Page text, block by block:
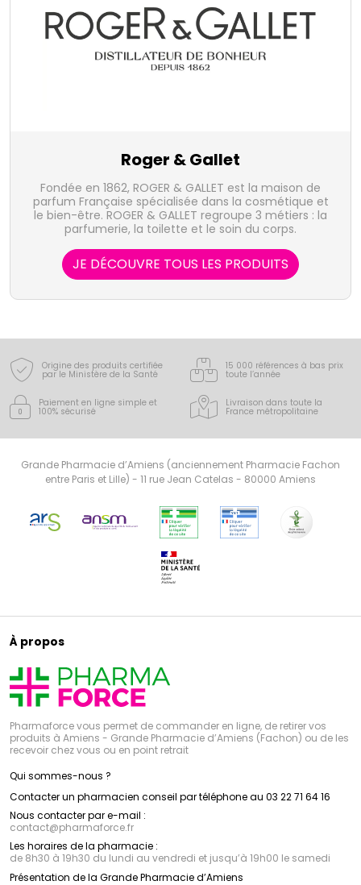
Roger & Gallet
Fondée en 1862, ROGER & GALLET est la maison de
parfum Française spécialisée dans la cosmétique et
le bien-être. ROGER & GALLET regroupe 3 métiers : la
parfumerie, la toilette et le soin du corps.
JE DÉCOUVRE TOUS LES PRODUITS
Origine des produits certifiée
par le Ministère de la Santé
15 000 références à bas prix
toute l’année
Paiement en ligne simple et
100% sécurisé
Livraison dans toute la
France métropolitaine
Grande Pharmacie d’Amiens (anciennement Pharmacie Fachon
entre Paris et Lille) - 11 rue Jean Catelas - 80000 Amiens
À propos
Pharmaforce vous permet de commander en ligne, de retirer vos
produits à Amiens - Grande Pharmacie d’Amiens (Fachon) ou de les
recevoir chez vous ou en point retrait
Qui sommes-nous ?
Contacter un pharmacien conseil par téléphone au 03 22 71 64 16
Nous contacter par e-mail :
contact@pharmaforce.fr
Les horaires de la pharmacie :
de 8h30 à 19h30 du lundi au vendredi et jusqu’à 19h00 le samedi
Présentation de la Grande Pharmacie d’Amiens